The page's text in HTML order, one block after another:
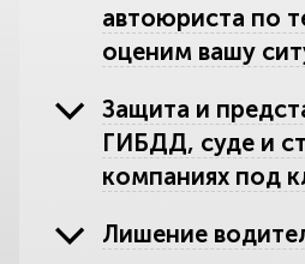
автоюриста по
оценим вашу
Защита и
ГИБДД, суде и
компаниях под
Лишение